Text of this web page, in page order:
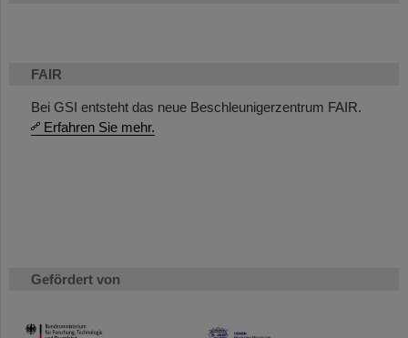
FAIR
Bei GSI entsteht das neue Beschleunigerzentrum FAIR.
Erfahren Sie mehr.
Gefördert von
HMWK